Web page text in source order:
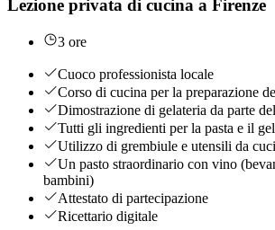
Lezione privata di cucina a Firenze
3 ore
Cuoco professionista locale
Corso di cucina per la preparazione
Dimostrazione di gelateria da parte
Tutti gli ingredienti per la pasta e il
Utilizzo di grembiule e utensili da
Un pasto straordinario con vino
bambini)
Attestato di partecipazione
Ricettario digitale